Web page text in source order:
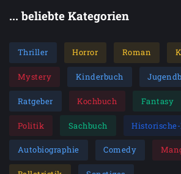
... beliebte Kategorien
Thriller Horror Roman
Mystery Kinderbuch
Ratgeber Kochbuch Fantasy
Politik Sachbuch
Autobiographie Comedy